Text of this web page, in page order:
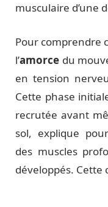
musculaire d’une
Pour comprendre
l’amorce du
en tension
Cette phase
recrutée avant
sol, explique
des muscles
développés. Cette